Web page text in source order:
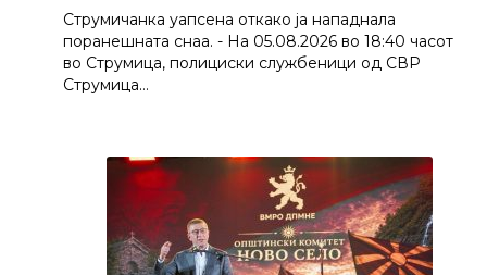
Струмичанка уапсена откако ја нападнала
поранешната снаа. - На 05.08.2026 во 18:40 часот
во Струмица, полициски службеници од СВР
Струмица…